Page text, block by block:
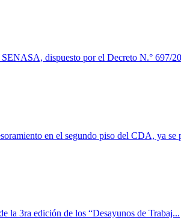
dispuesto por el Decreto N.° 697/
en el segundo piso del CDA, ya se
la 3ra edición de los “Desayunos de Trabaj...